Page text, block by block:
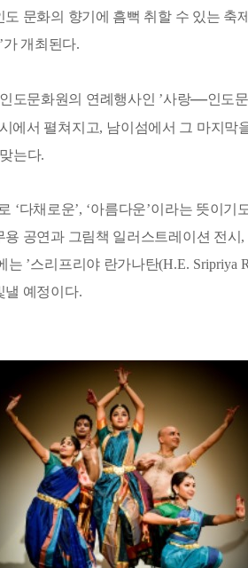
문화의 향기에 흠뻑 취할 수 있는 축
’가 개최된다.
도문화원의 연례행사인 ’사랑―인도
에서 펼쳐지고, 남이섬에서 그 마지막
는다.
‘다채로운’, ‘아름다운’이라는 뜻이기
공연과 그림책 일러스트레이션 전시 ,
는 ’스리프리야 란가나탄(H.E. Sripriya
낼 예정이다.